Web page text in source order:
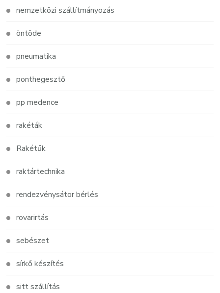
nemzetközi szállítmányozás
öntöde
pneumatika
ponthegesztő
pp medence
rakéták
Rakétűk
raktártechnika
rendezvénysátor bérlés
rovarirtás
sebészet
sírkő készítés
sitt szállítás